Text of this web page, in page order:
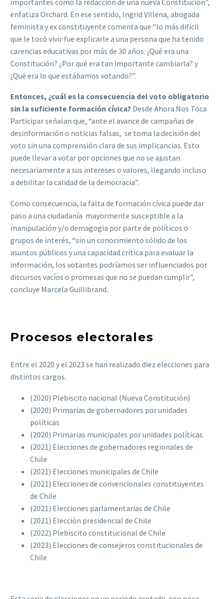
enfatiza Orchard. En ese sentido, Ingrid Villena, abogada
feminista y ex constituyente comenta que “lo más difícil
que le tocó vivir fue explicarle a una persona que ha tenido
carencias educativas por más de 30 años: ¿Qué era una
Constitución? ¿Por qué era tan importante cambiarla? y
¿Qué era lo que estábamos votando?”.
Entonces, ¿cuál es la consecuencia del voto obligatorio
sin la suficiente formación cívica? Desde Ahora Nos Toca
Participar señalan que, “ante el avance de campañas de
desinformación o noticias falsas, se toma la decisión del
voto sin una comprensión clara de sus implicancias. Esto
puede llevar a votar por opciones que no se ajustan
necesariamente a sus intereses o valores, llegando incluso
a debilitar la calidad de la democracia”.
Como consecuencia, la falta de formación cívica puede dar
paso a una ciudadanía mayormente susceptible a la
manipulación y/o demagogia por parte de políticos o
grupos de interés, “sin un conocimiento sólido de los
asuntos públicos y una capacidad crítica para evaluar la
información, los votantes podríamos ser influenciados por
discursos vacíos o promesas que no se puedan cumplir”,
concluye Marcela Guillibrand.
Procesos electorales
Entre el 2020 y el 2023 se han realizado diez elecciones para
distintos cargos.
(2020) Plebiscito nacional (Nueva Constitución)
(2020) Primarias de gobernadores por unidades
políticas
(2020) Primarias municipales por unidades políticas
(2021) Elecciones de gobernadores regionales de
Chile
(2021) Elecciones municipales de Chile
(2021) Elecciones de convencionales constituyentes
de Chile
(2021) Elecciones parlamentarias de Chile
(2021) Elección presidencial de Chile
(2022) Plebiscito constitucional de Chile
(2023) Elecciones de consejeros constitucionales de
Chile